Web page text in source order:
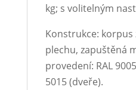
kg; s volitelným
Konstrukce: korpus
plechu, zapuštěná
provedení: RAL
5015 (dveře).